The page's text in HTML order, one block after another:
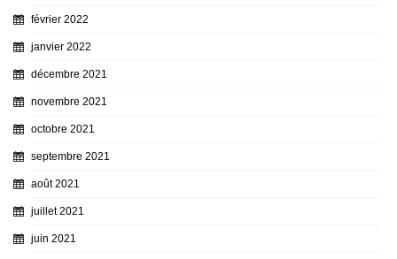
février 2022
janvier 2022
décembre 2021
novembre 2021
octobre 2021
septembre 2021
août 2021
juillet 2021
juin 2021